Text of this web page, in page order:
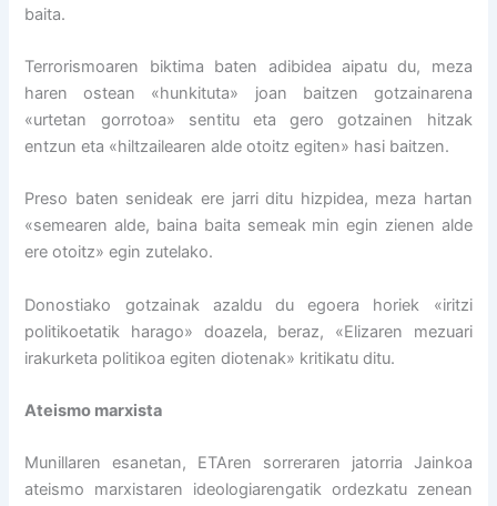
baita.
Terrorismoaren biktima baten adibidea aipatu du, meza
haren ostean «hunkituta» joan baitzen gotzainarena
«urtetan gorrotoa» sentitu eta gero gotzainen hitzak
entzun eta «hiltzailearen alde otoitz egiten» hasi baitzen.
Preso baten senideak ere jarri ditu hizpidea, meza hartan
«semearen alde, baina baita semeak min egin zienen alde
ere otoitz» egin zutelako.
Donostiako gotzainak azaldu du egoera horiek «iritzi
politikoetatik harago» doazela, beraz, «Elizaren mezuari
irakurketa politikoa egiten diotenak» kritikatu ditu.
Ateismo marxista
Munillaren esanetan, ETAren sorreraren jatorria Jainkoa
ateismo marxistaren ideologiarengatik ordezkatu zenean